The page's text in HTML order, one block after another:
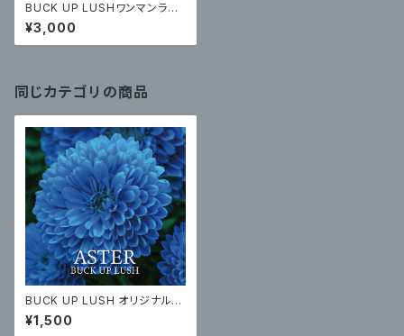
BUCK UP LUSHワンマンライ
ブチケット【特典付き】
¥3,000
同じカテゴリの商品
BUCK UP LUSH オリジナルC
D「ASTER」
¥1,500